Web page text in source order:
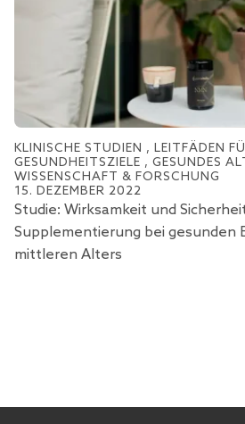
KLINISCHE STUDIEN , LEITFÄDEN
GESUNDHEITSZIELE , GESUNDES
WISSENSCHAFT & FORSCHUNG
15. DEZEMBER 2022
Studie: Wirksamkeit und
Supplementierung bei gesunden
mittleren Alters